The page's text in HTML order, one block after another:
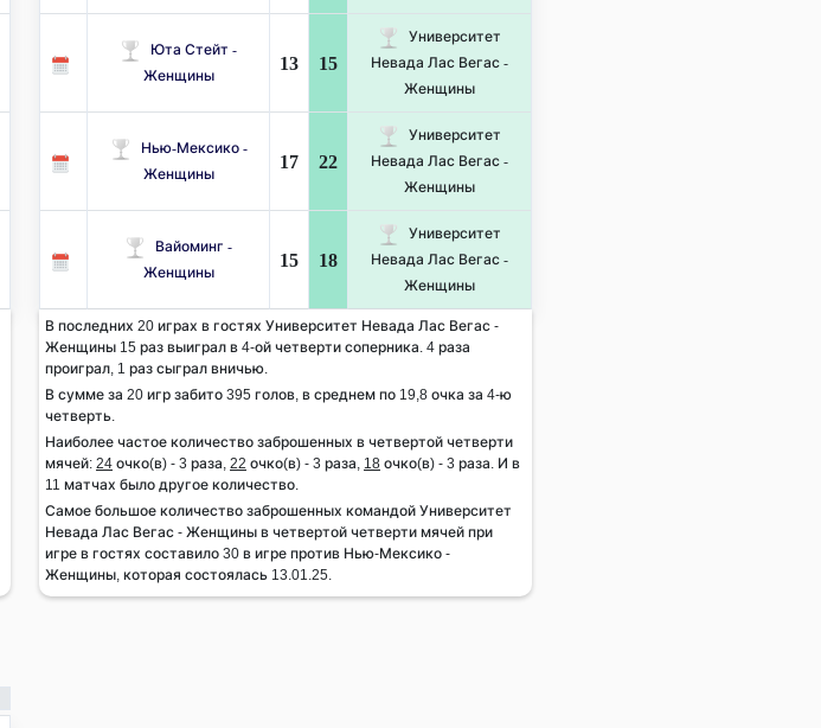
Юта Стейт -
Женщины
13 15
Университет
Невада Лас Вегас -
Женщины
Нью-Мексико -
Женщины
17 22
Университет
Невада Лас Вегас -
Женщины
Вайоминг -
Женщины
15 18
Университет
Невада Лас Вегас -
Женщины
В последних 20 играх в гостях Университет Невада Лас Вегас -
Женщины 15 раз выиграл в 4-ой четверти соперника. 4 раза
проиграл, 1 раз сыграл вничью.
В сумме за 20 игр забито 395 голов, в среднем по 19,8 очка за 4-ю
четверть.
Наиболее частое количество заброшенных в четвертой четверти
мячей: 24 очко(в) - 3 раза, 22 очко(в) - 3 раза, 18 очко(в) - 3 раза. И в
11 матчах было другое количество.
Самое большое количество заброшенных командой Университет
Невада Лас Вегас - Женщины в четвертой четверти мячей при
игре в гостях составило 30 в игре против Нью-Мексико -
Женщины, которая состоялась 13.01.25.